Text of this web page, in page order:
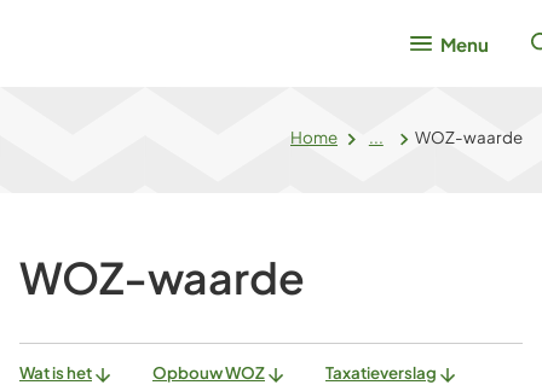
Menu
Home ... WOZ-waarde
WOZ-waarde
Wat is het Opbouw WOZ Taxatieverslag